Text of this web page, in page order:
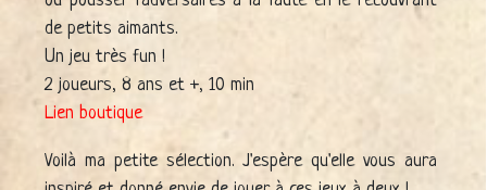
de petits aimants.
Un jeu très fun !
2 joueurs, 8 ans et +, 10 min
Lien boutique
Voilà ma petite sélection. J'espère qu'elle vous aura